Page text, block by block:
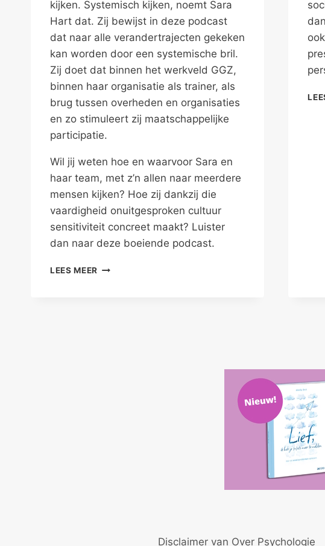
kijken. Systemisch kijken, noemt Sara
Hart dat. Zij bewijst in deze podcast
dat naar alle verandertrajecten gekeken
kan worden door een systemische bril.
Zij doet dat binnen het werkveld GGZ,
binnen haar organisatie als trainer, als
brug tussen overheden en organisaties
en zo stimuleert zij maatschappelijke
participatie.
Wil jij weten hoe en waarvoor Sara en
haar team, met z’n allen naar meerdere
mensen kijken? Hoe zij dankzij die
vaardigheid onuitgesproken cultuur
sensitiviteit concreet maakt? Luister
dan naar deze boeiende podcast.
LEES MEER MET
Disclaimer van Over Psychologie